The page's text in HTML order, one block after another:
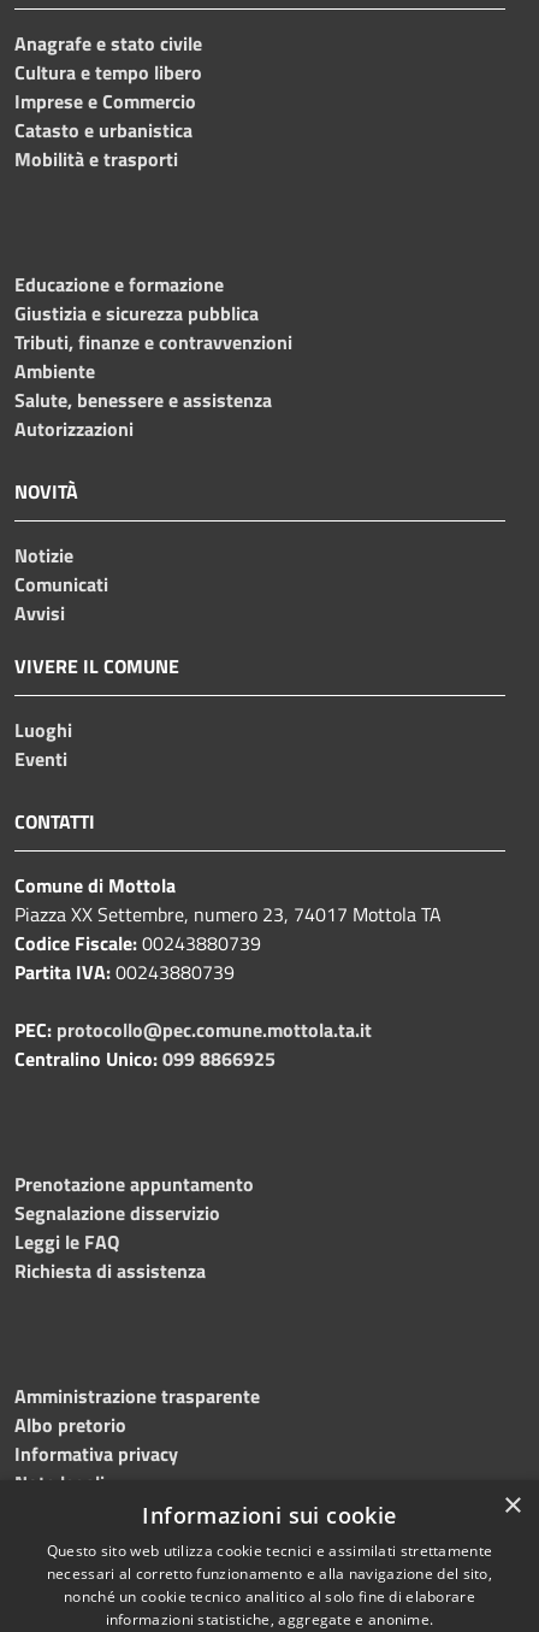
Anagrafe e stato civile
Cultura e tempo libero
Imprese e Commercio
Catasto e urbanistica
Mobilità e trasporti
Educazione e formazione
Giustizia e sicurezza pubblica
Tributi, finanze e contravvenzioni
Ambiente
Salute, benessere e assistenza
Autorizzazioni
NOVITÀ
Notizie
Comunicati
Avvisi
VIVERE IL COMUNE
Luoghi
Eventi
CONTATTI
Comune di Mottola
Piazza XX Settembre, numero 23, 74017 Mottola TA
Codice Fiscale:00243880739
Partita IVA:00243880739
PEC: protocollo@pec.comune.mottola.ta.it
Centralino Unico:099 8866925
Prenotazione appuntamento
Segnalazione disservizio
Leggi le FAQ
Richiesta di assistenza
Amministrazione trasparente
Albo pretorio
Informativa privacy
Note legali
Dichiarazione di accessibilità
Copyright © 2026 • Comune di
×
Informazioni sui cookie
Questo sito web utilizza cookie tecnici e assimilati strettamente
necessari al corretto funzionamento e alla navigazione del sito,
nonché un cookie tecnico analitico al solo fine di elaborare
informazioni statistiche, aggregate e anonime.